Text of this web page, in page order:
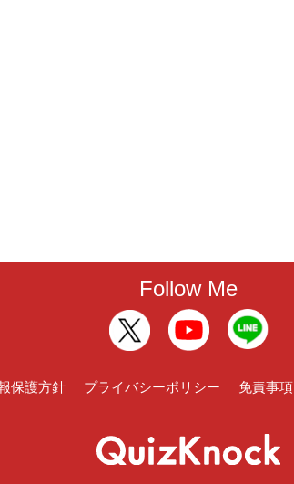
Follow Me
保護方針 プライバシーポリシー 免責事項